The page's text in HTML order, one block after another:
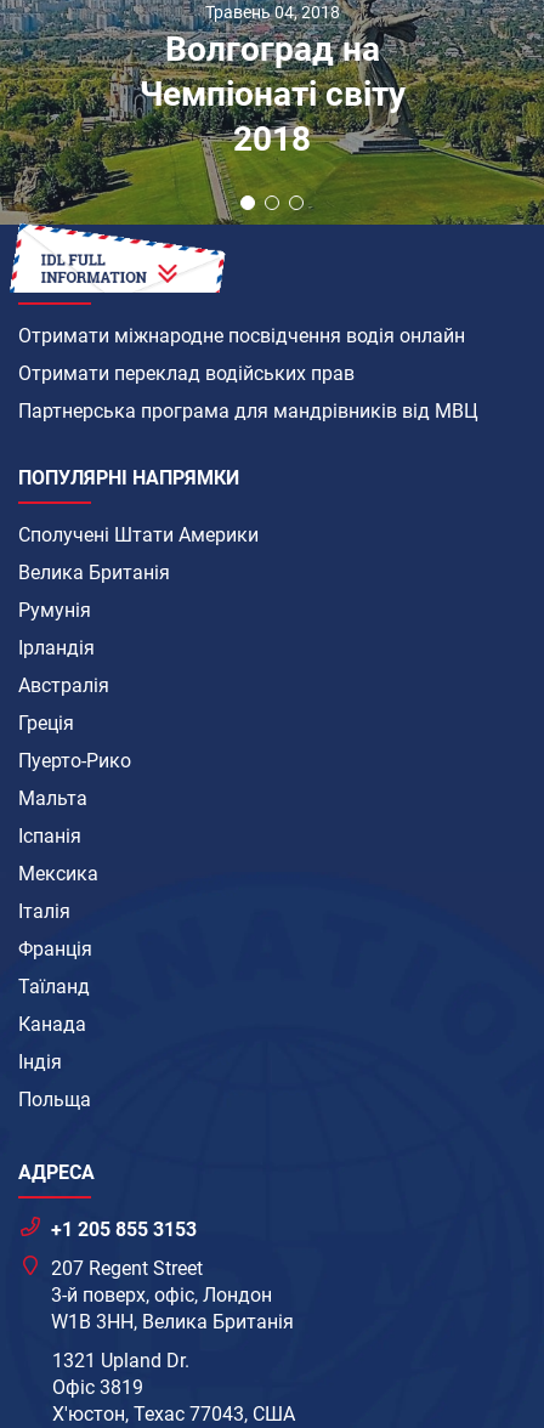
Травень 04, 2018
Волгоград на
Чемпіонаті світу
2018
ЯК
Отримати міжнародне посвідчення водія онлайн
Отримати переклад водійських прав
Партнерська програма для мандрівників від МВЦ
ПОПУЛЯРНІ НАПРЯМКИ
Сполучені Штати Америки
Велика Британія
Румунія
Ірландія
Австралія
Греція
Пуерто-Рико
Мальта
Іспанія
Мексика
Італія
Франція
Таїланд
Канада
Індія
Польща
АДРЕСА
+1 205 855 3153
207 Regent Street
3-й поверх, офіс, Лондон
W1B 3HH, Велика Британія
1321 Upland Dr.
Офіс 3819
Х'юстон, Техас 77043, США